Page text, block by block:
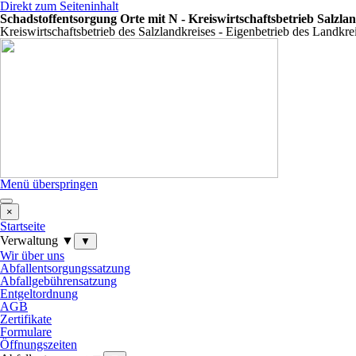
Direkt zum Seiteninhalt
Schadstoffentsorgung Orte mit N - Kreiswirtschaftsbetrieb
Kreiswirtschaftsbetrieb des Salzlandkreises - Eigenbetrieb des
Menü überspringen
×
Startseite
Verwaltung ▼
▼
Wir über uns
Abfallentsorgungssatzung
Abfallgebührensatzung
Entgeltordnung
AGB
Zertifikate
Formulare
Öffnungszeiten